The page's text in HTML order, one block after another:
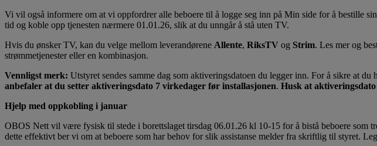
Vi vil også informere om at vi oppfordrer alle beboere til å logge seg inn på Min side for å bestille
tid og koble opp tjenesten nærmere 01.01.26, slik at du unngår å stå uten TV.
Hvis du ønsker TV, kan du velge mellom leverandørene Allente, RiksTV og Strim. Les mer og
strømmetjenester eller en kombinasjon.
Vennligst merk: Utstyret sendes samme dag som aktiveringsdatoen du legger inn. For å sikre at
anbefaler at du setter aktiveringsdato 7 virkedager før installasjonen. Husk at
Hjelp med oppkobling i januar
OBOS Nett vil være fysisk til stede i borettslaget tirsdag 06.01.26 kl 10-15 for å bistå beboere som
dette effektivt ber vi om at beboere som har behov for slik assistanse melder fra skriftlig til styret.